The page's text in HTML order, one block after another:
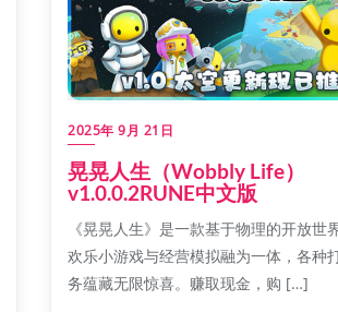
2025年 9月 21日
晃晃人生（Wobbly Life）
v1.0.0.2RUNE中文版
《晃晃人生》是一款基于物理的开放世
欢乐小游戏与经营模拟融为一体，各种
务蕴藏无限惊喜。赚取现金，购 […]